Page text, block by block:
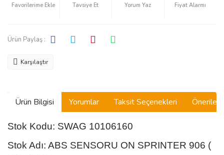
Tavsiye Et Yorum Yaz Fiyat Alarmı
Ürün Paylaş :
Karşılaştır
Ürün Bilgisi Yorumlar Taksit Seçenekleri
Stok Kodu: SWAG 10106160
Stok Adı: ABS SENSORU ON SPRINTER 906 (